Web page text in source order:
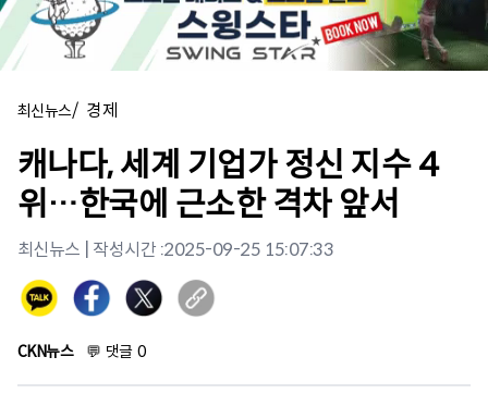
최신뉴스/ 경제
캐나다, 세계 기업가 정신 지수 4
위…한국에 근소한 격차 앞서
최신뉴스 | 작성시간 :2025-09-25 15:07:33
CKN뉴스 💬 댓글 0